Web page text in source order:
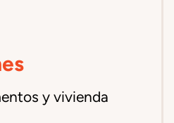
y vivienda